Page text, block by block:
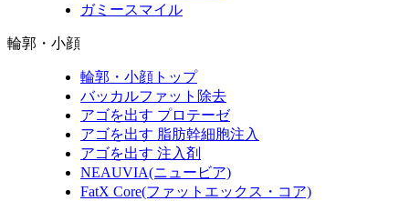
ガミースマイル
輪郭・小顔
輪郭・小顔トップ
バッカルファット除去
アゴを出す プロテーゼ
アゴを出す 脂肪幹細胞注入
アゴを出す 注入剤
NEAUVIA(ニュービア)
FatX Core(ファットエックス・コア)